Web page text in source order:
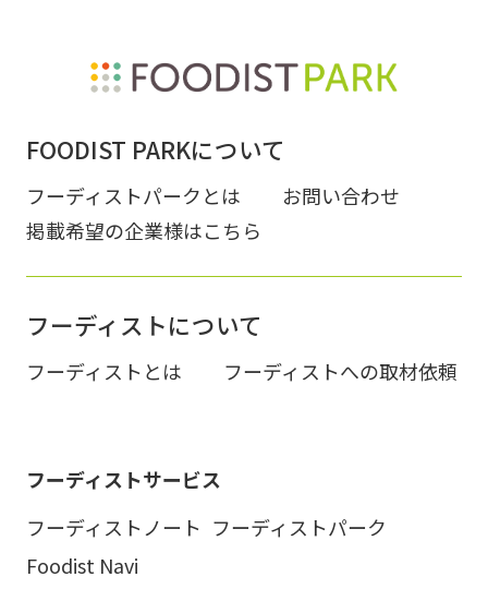
FOODIST PARKについて
フーディストパークとは
お問い合わせ
掲載希望の企業様はこちら
フーディストについて
フーディストとは フーディストへの取材依頼
フーディストサービス
フーディストノート フーディストパーク
Foodist Navi